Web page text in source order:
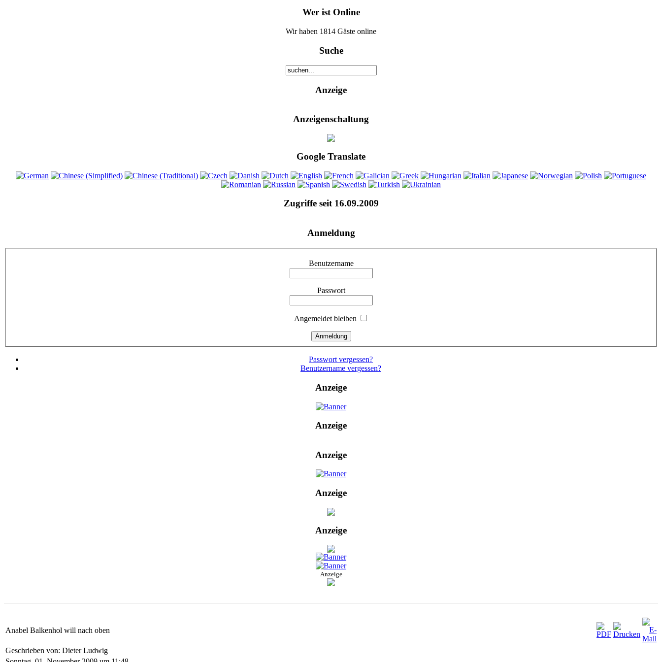
Wer ist Online
Wir haben 1814 Gäste online
Suche
Anzeige
Anzeigenschaltung
Google Translate
Zugriffe seit 16.09.2009
Anmeldung
Benutzername
Passwort
Angemeldet bleiben
Passwort vergessen?
Benutzername vergessen?
Anzeige
Anzeige
Anzeige
Anzeige
Anzeige
Anzeige
Anabel Balkenhol will nach oben
Geschrieben von: Dieter Ludwig